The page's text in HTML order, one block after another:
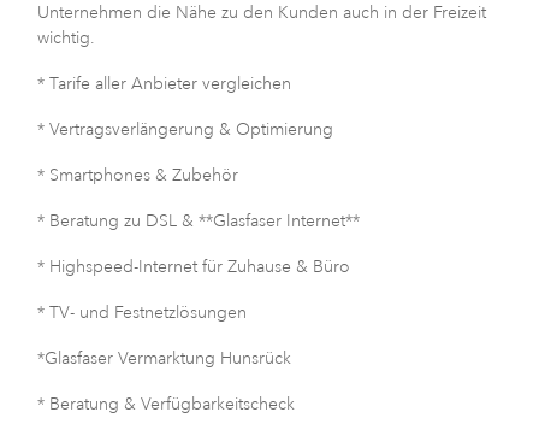
Unternehmen die Nähe zu den Kunden auch in der Freizeit
wichtig.
* Tarife aller Anbieter vergleichen
* Vertragsverlängerung & Optimierung
* Smartphones & Zubehör
* Beratung zu DSL & **Glasfaser Internet**
* Highspeed-Internet für Zuhause & Büro
* TV- und Festnetzlösungen
*Glasfaser Vermarktung Hunsrück
* Beratung & Verfügbarkeitscheck